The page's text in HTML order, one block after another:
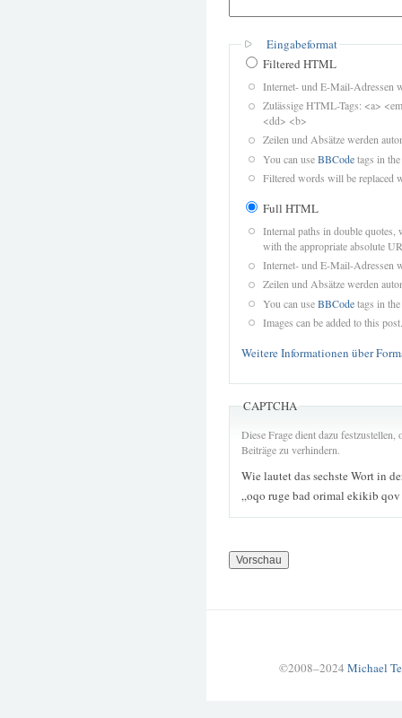
Eingabeformat
Filtered HTML
Internet- und E-Mail-Adressen
Zulässige HTML-Tags: <a>
<dd> <b>
Zeilen und Absätze werden
You can useBBCodetags in
Filtered words will be replaced
Full HTML
Internal paths in double quotes,
with the appropriate absolute
Internet- und E-Mail-Adressen
Zeilen und Absätze werden
You can useBBCodetags in
Images can be added to this post.
Weitere Informationen über
CAPTCHA
Diese Frage dient dazu
Beiträge zu verhindern.
Wie lautet das sechste Wort in
„oqo ruge bad orimal ekikib
©2008–2024 Michael